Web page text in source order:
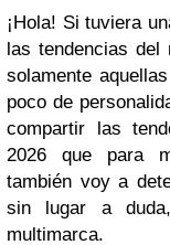
¡Hola! Si tuviera
las tendencias del
solamente
poco de
compartir las
2026 que para
también voy a
sin lugar a
multimarca.